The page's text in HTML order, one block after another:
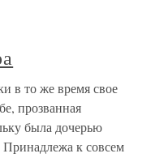
в то же время свое
прозванная
была дочерью
к совсем